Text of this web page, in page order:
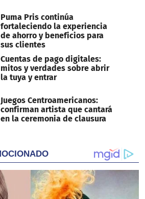
Puma Pris continúa
fortaleciendo la experiencia
de ahorro y beneficios para
sus clientes
Cuentas de pago digitales:
mitos y verdades sobre abrir
la tuya y entrar
Juegos Centroamericanos:
confirman artista que cantará
en la ceremonia de clausura